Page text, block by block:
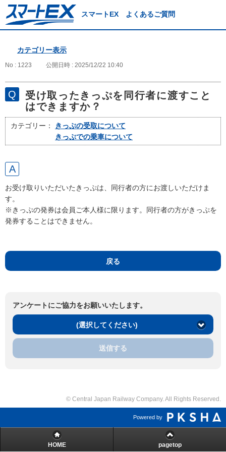
スマートEX よくあるご質問
カテゴリー表示
No : 1223 公開日時 : 2025/12/22 10:40
受け取ったきっぷを同行者に渡すこと
はできますか？
カテゴリー：
きっぷの受取について
きっぷでの乗車について
お受け取りいただいたきっぷは、同行者の方にお渡しいただけま
す。
※きっぷの発券は会員ご本人様に限ります。同行者の方がきっぷを
発券することはできません。
戻る
アンケートにご協力をお願いいたします。
(選択してください)
送信する
© Central Japan Railway Company. All Rights Reserved.
Powered by
HOME pagetop